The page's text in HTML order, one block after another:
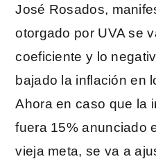
José Rosados,
otorgado por UVA se
coeficiente y lo
bajado la inflación en
Ahora en caso que la
fuera 15% anunciado
vieja meta, se va a